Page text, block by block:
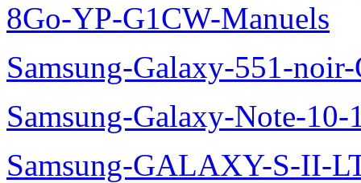
8Go-YP-G1CW-Manuels
Samsung-Galaxy-551-
Samsung-Galaxy-Note-
Samsung-GALAXY-S-II-